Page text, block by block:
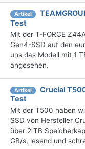
Artikel
Test
Mit der T-FORCE
Gen4-SSD auf den
uns das Modell mit 1
angesehen.
Artikel
Crucial
Test
Mit der T500 haben
SSD von Hersteller
über 2 TB
GB/s, lesend und